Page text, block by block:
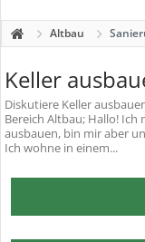
Altbau
Keller
Diskutiere Keller
Bereich Altbau; Hallo! Ich
ausbauen, bin mir aber
Ich wohne in einem...